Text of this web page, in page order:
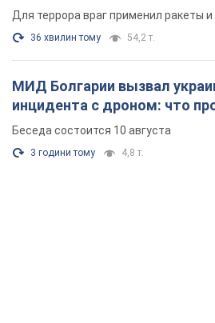
Фото и видео
Для террора враг применил ракеты
36 хвилин тому 54,2 т.
МИД Болгарии вызвал
инцидента с дроном: что
Беседа состоится 10 августа
3 години тому 4,8 т.